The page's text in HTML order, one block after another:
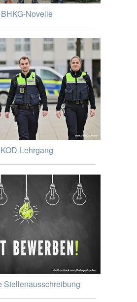
BHKG-Novelle
KOD-Lehrgang
Stellenausschreibung